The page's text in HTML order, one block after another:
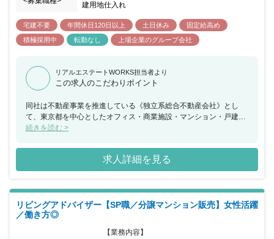
建用地仕入れ
宅建不要 年間休日120日以上 土日休み
固定給高め
積極採用中
転勤なし 上場企業のグループ会社
リアルエステートWORKS担当者より
この求人のこだわりポイント
同社は不動産事業を推進している《独立系総合不動産会社》とし
て、東京都を中心としたオフィス・商業施設・マンション・戸建・
ホテルなど、あらゆる不動産シーンで新たな価値と感動を創造して
事業にもチャレンジを続け、シンガポール証券取引所への株式上場
やホテル事業への参入など、新規事業に果敢にチャレンジすること
で創業以来黒字経営を実現し年々成長を続けています。「あらゆる
り、多彩な不動産商品を取り扱っていますので常識の枠に捉われな
い仕事を進めていくことが可能です。チームワークを重視している
職場環境でチームの協力や連携を図りながら部署としての目標を達
続きを読む >
求人詳細を見る
リビングアドバイザー【SP職／分譲マンション販売】女性活躍
／働き方◎
【業務内容】